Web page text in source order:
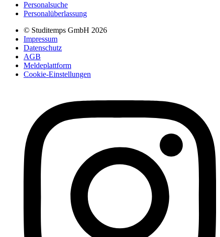
Personalsuche
Personalüberlassung
© Studitemps GmbH 2026
Impressum
Datenschutz
AGB
Meldeplattform
Cookie-Einstellungen